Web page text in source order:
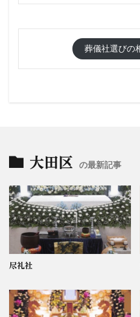
葬儀社選びの
大田区 の最新記事
尽礼社